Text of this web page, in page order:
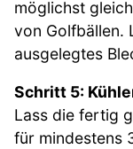
möglichst
von Golfbällen.
ausgelegtes
Schritt 5:
Lass die fertig
für mindestens